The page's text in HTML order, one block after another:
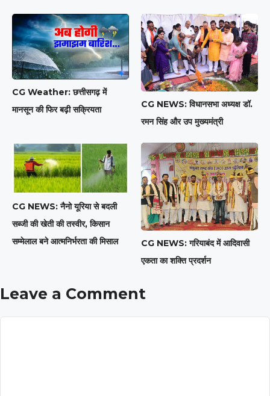
CG Weather: छत्तीसगढ़ में
मानसून की फिर बढ़ी सक्रियता
CG NEWS: विधानसभा अध्यक्ष डॉ.
रमन सिंह और उप मुख्यमंत्री
CG NEWS: नैनो यूरिया से बदली
सब्जी की खेती की तस्वीर, किसान
सम्मेलाल बने आत्मनिर्भरता की मिसाल
CG NEWS: गरियाबंद में आदिवासी
एकता का शक्ति प्रदर्शन
Leave a Comment